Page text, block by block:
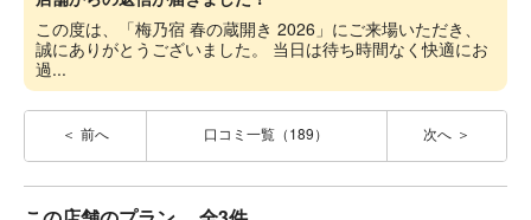
この度は、「梅乃宿 春の蔵開き 2026」にご来場いただき、
誠にありがとうございました。 当日は待ち時間なく快適にお
過...
前へ 口コミ一覧（189） 次へ